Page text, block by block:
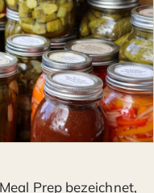
Prep bezeichnet,